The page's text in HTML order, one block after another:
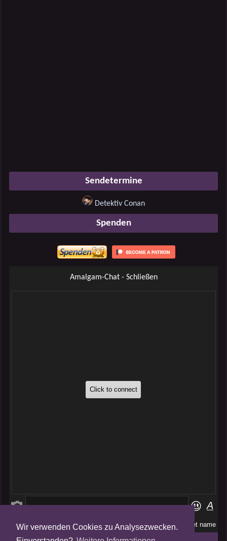
Wir verwenden Cookies zu Analysezwecken.
Sendetermine
Detektiv Conan
Spenden
Amalgam-Chat - Schließen